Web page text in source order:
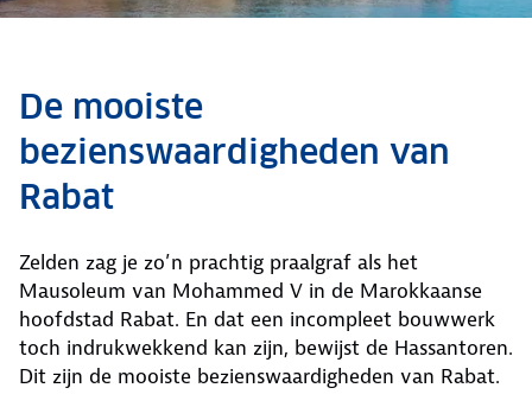
De mooiste
bezienswaardigheden van
Rabat
Zelden zag je zo’n prachtig praalgraf als het
Mausoleum van Mohammed V in de Marokkaanse
hoofdstad Rabat. En dat een incompleet bouwwerk
toch indrukwekkend kan zijn, bewijst de Hassantoren.
Dit zijn de mooiste bezienswaardigheden van Rabat.